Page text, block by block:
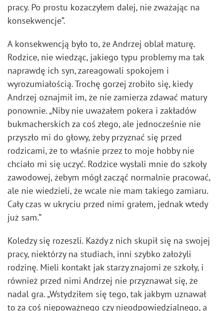
pracy. Po prostu kozaczyłem dalej, nie zważając na
konsekwencje”.
A konsekwencją było to, że Andrzej oblał maturę.
Rodzice, nie wiedząc, jakiego typu problemy ma tak
naprawdę ich syn, zareagowali spokojem i
wyrozumiałością. Trochę gorzej zrobiło się, kiedy
Andrzej oznajmił im, że nie zamierza zdawać matury
ponownie. „Niby nie uważałem pokera i zakładów
bukmacherskich za coś złego, ale jednocześnie nie
przyszło mi do głowy, żeby przyznać się przed
rodzicami, że to właśnie przez to moje hobby nie
chciało mi się uczyć. Rodzice wysłali mnie do szkoły
zawodowej, żebym mógł zacząć normalnie pracować,
ale nie wiedzieli, że wcale nie mam takiego zamiaru.
Cały czas w ukryciu przed nimi grałem, jednak wtedy
już sam.”
Koledzy się rozeszli. Każdy z nich skupił się na swojej
pracy, niektórzy na studiach, inni szybko założyli
rodzinę. Mieli kontakt jak starzy znajomi ze szkoły, i
również przed nimi Andrzej nie przyznawał się, że
nadal gra. „Wstydziłem się tego, tak jakbym uznawał
to za coś niepoważnego czy nieodpowiedzialnego, a